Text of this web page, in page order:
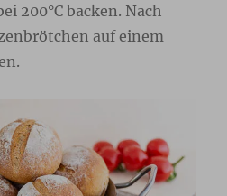
200°C backen. Nach
auf einem